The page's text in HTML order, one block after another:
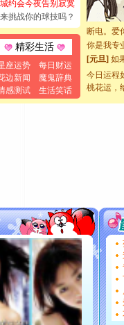
约会今夜告别寂寞
挑战你的球技吗？
精彩生活
座运势
每日财运
边新闻
魔鬼辞典
感测试
生活笑话
[元旦]看
断电。爱
你是我专
[元旦]
如
离。水
[元旦]当
送你一棵
[圣诞节]
你太多，
要平安
[圣诞节]
能正大
都要快乐
[圣诞节]
如意,快
今日运程
桃花运，